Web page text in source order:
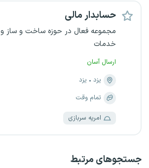
حسابدار مالی
مجموعه فعال در حوزه ساخت و ساز و
خدمات
ارسال آسان
یزد
یزد
تمام وقت
امریه سربازی
جستجو‌های مرتبط